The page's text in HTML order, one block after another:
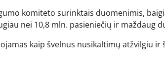
komiteto surinktais duomenimis,
nei 10,8 mln. pasieniečių ir maždaug
kaip švelnus nusikaltimų atžvilgiu ir